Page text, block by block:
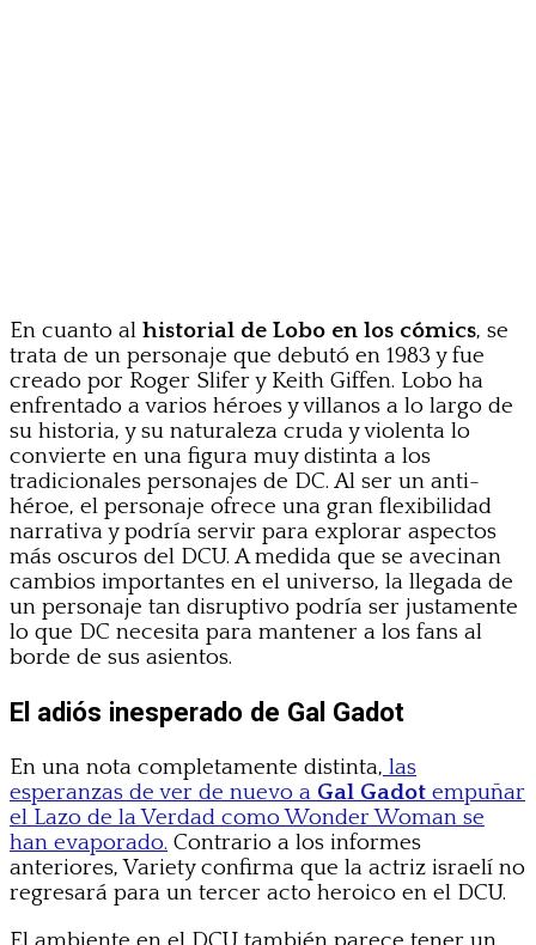
En cuanto al historial de Lobo en los cómics, se
trata de un personaje que debutó en 1983 y fue
creado por Roger Slifer y Keith Giffen. Lobo ha
enfrentado a varios héroes y villanos a lo largo de
su historia, y su naturaleza cruda y violenta lo
convierte en una figura muy distinta a los
tradicionales personajes de DC. Al ser un anti-
héroe, el personaje ofrece una gran flexibilidad
narrativa y podría servir para explorar aspectos
más oscuros del DCU. A medida que se avecinan
cambios importantes en el universo, la llegada de
un personaje tan disruptivo podría ser justamente
lo que DC necesita para mantener a los fans al
borde de sus asientos.
El adiós inesperado de Gal Gadot
En una nota completamente distinta, las
esperanzas de ver de nuevo a Gal Gadot empuñar
el Lazo de la Verdad como Wonder Woman se
han evaporado. Contrario a los informes
anteriores, Variety confirma que la actriz israelí no
regresará para un tercer acto heroico en el DCU.